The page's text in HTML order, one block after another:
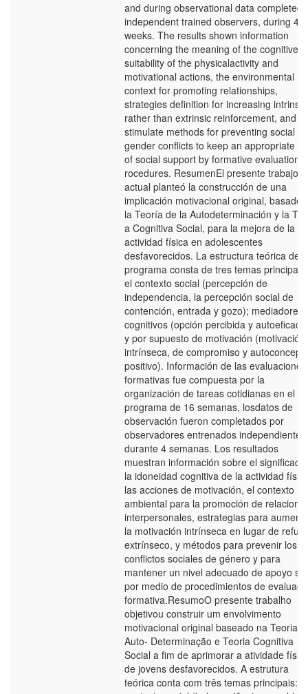
and during observational data completed,
independent trained observers, during 4
weeks. The results shown information
concerning the meaning of the cognitive
suitability of the physicalactivity and
motivational actions, the environmental
context for promoting relationships,
strategies definition for increasing intrinsic
rather than extrinsic reinforcement, and
stimulate methods for preventing social
gender conflicts to keep an appropriate
of social support by formative evaluation
rocedures. ResumenEl presente trabajo
actual planteó la construcción de una
implicación motivacional original, basado
la Teorí­a de la Autodeterminación y la
a Cognitiva Social, para la mejora de la
actividad fí­sica en adolescentes
desfavorecidos. La estructura teórica del
programa consta de tres temas
el contexto social (percepción de
independencia, la percepción social de
contención, entrada y gozo); mediadores
cognitivos (opción percibida y
y por supuesto de motivación (motivación
intrí­nseca, de compromiso y
positivo). Información de las evaluaciones
formativas fue compuesta por la
organización de tareas cotidianas en el
programa de 16 semanas, losdatos de
observación fueron completados por
observadores entrenados independientes,
durante 4 semanas. Los resultados
muestran información sobre el
la idoneidad cognitiva de la actividad
las acciones de motivación, el contexto
ambiental para la promoción de
interpersonales, estrategias para
la motivación intrí­nseca en lugar de
extrí­nseco, y métodos para prevenir los
conflictos sociales de género y para
mantener un nivel adecuado de apoyo
por medio de procedimientos de
formativa.ResumoO presente trabalho
objetivou construir um envolvimento
motivacional original baseado na Teoria
Auto- Determinação e Teoria Cognitiva
Social a fim de aprimorar a atividade
de jovens desfavorecidos. A estrutura
teórica conta com três temas principais: